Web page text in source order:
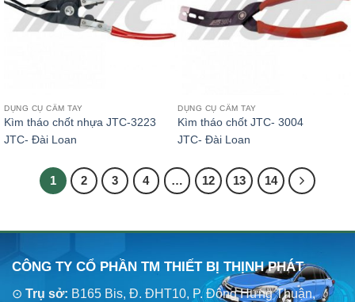
DỤNG CỤ CẦM TAY
Kìm tháo chốt nhựa JTC-3223
JTC- Đài Loan
DỤNG CỤ CẦM TAY
Kìm tháo chốt JTC- 3004
JTC- Đài Loan
1 2 3 4 … 12 13 14
CÔNG TY CỔ PHẦN TM THIẾT BỊ THỊNH PHÁT
⊙ Trụ sở: B165 Bis, Đ. ĐHT10, P. Đông Hưng Thuận,